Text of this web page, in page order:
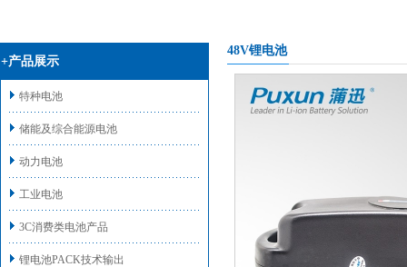
+产品展示
特种电池
储能及综合能源电池
动力电池
工业电池
3C消费类电池产品
锂电池PACK技术输出
48V锂电池